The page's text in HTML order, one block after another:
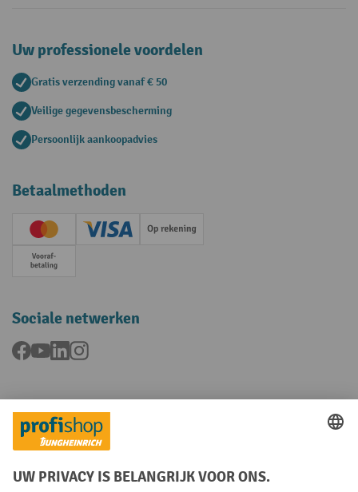
Uw professionele voordelen
Gratis verzending vanaf € 50
Veilige gegevensbescherming
Persoonlijk aankoopadvies
Betaalmethoden
Creditcard (Master)Creditcard (Visa)Op rekening
Vooruitbetaling
Sociale netwerken
Facebook
YouTubeLinkedInInstagram
Talen
FR NL